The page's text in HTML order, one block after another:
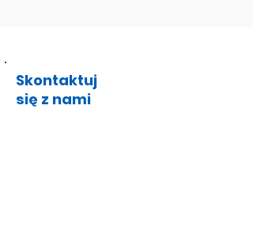
Skontaktuj
się z nami